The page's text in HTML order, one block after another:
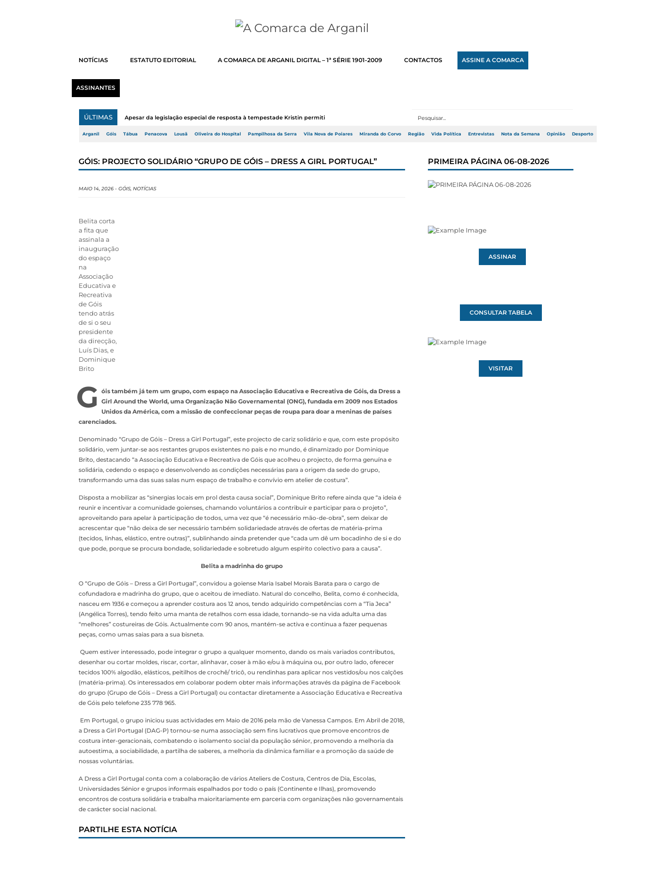
NOTÍCIAS ESTATUTO EDITORIAL A COMARCA DE ARGANIL DIGITAL – 1ª SÉRIE 1901-2009 CONTACTOS ASSINE A COMARCA
ASSINANTES
ÚLTIMAS Apesar da legislação especial de resposta à tempestade Kristin permitir a adj...
Arganil Góis Tábua Penacova Lousã Oliveira do Hospital Pampilhosa da Serra Vila Nova de Poiares Miranda do Corvo Região Vida Política Entrevistas Nota da Semana Opinião Desporto
GÓIS: PROJECTO SOLIDÁRIO “GRUPO DE GÓIS – DRESS A GIRL PORTUGAL”
MAIO 14, 2026 - GÓIS, NOTÍCIAS
Belita corta
a fita que
assinala a
inauguração
do espaço
na
Associação
Educativa e
Recreativa
de Góis
tendo atrás
de si o seu
presidente
da direcção,
Luís Dias, e
Dominique
Brito
G óis também já tem um grupo, com espaço na Associação Educativa e Recreativa de Góis, da Dress a
Girl Around the World, uma Organização Não Governamental (ONG), fundada em 2009 nos Estados
Unidos da América, com a missão de confeccionar peças de roupa para doar a meninas de países
carenciados.
Denominado “Grupo de Góis – Dress a Girl Portugal”, este projecto de cariz solidário e que, com este propósito
solidário, vem juntar-se aos restantes grupos existentes no país e no mundo, é dinamizado por Dominique
Brito, destacando “a Associação Educativa e Recreativa de Góis que acolheu o projecto, de forma genuína e
solidária, cedendo o espaço e desenvolvendo as condições necessárias para a origem da sede do grupo,
transformando uma das suas salas num espaço de trabalho e convívio em atelier de costura”.
Disposta a mobilizar as “sinergias locais em prol desta causa social”, Dominique Brito refere ainda que “a ideia é
reunir e incentivar a comunidade goienses, chamando voluntários a contribuir e participar para o projeto”,
aproveitando para apelar à participação de todos, uma vez que “é necessário mão-de-obra”, sem deixar de
acrescentar que “não deixa de ser necessário também solidariedade através de ofertas de matéria-prima
(tecidos, linhas, elástico, entre outras)”, sublinhando ainda pretender que “cada um dê um bocadinho de si e do
que pode, porque se procura bondade, solidariedade e sobretudo algum espírito colectivo para a causa”.
Belita a madrinha do grupo
O “Grupo de Góis – Dress a Girl Portugal”, convidou a goiense Maria Isabel Morais Barata para o cargo de
cofundadora e madrinha do grupo, que o aceitou de imediato. Natural do concelho, Belita, como é conhecida,
nasceu em 1936 e começou a aprender costura aos 12 anos, tendo adquirido competências com a “Tia Jeca”
(Angélica Torres), tendo feito uma manta de retalhos com essa idade, tornando-se na vida adulta uma das
“melhores” costureiras de Góis. Actualmente com 90 anos, mantém-se activa e continua a fazer pequenas
peças, como umas saias para a sua bisneta.
Quem estiver interessado, pode integrar o grupo a qualquer momento, dando os mais variados contributos,
desenhar ou cortar moldes, riscar, cortar, alinhavar, coser à mão e/ou à máquina ou, por outro lado, oferecer
tecidos 100% algodão, elásticos, peitilhos de crochê/ tricô, ou rendinhas para aplicar nos vestidos/ou nos calções
(matéria-prima). Os interessados em colaborar podem obter mais informações através da página de Facebook
do grupo (Grupo de Góis – Dress a Girl Portugal) ou contactar diretamente a Associação Educativa e Recreativa
de Góis pelo telefone 235 778 965.
Em Portugal, o grupo iniciou suas actividades em Maio de 2016 pela mão de Vanessa Campos. Em Abril de 2018,
a Dress a Girl Portugal (DAG-P) tornou-se numa associação sem fins lucrativos que promove encontros de
costura inter-geracionais, combatendo o isolamento social da população sénior, promovendo a melhoria da
autoestima, a sociabilidade, a partilha de saberes, a melhoria da dinâmica familiar e a promoção da saúde de
nossas voluntárias.
A Dress a Girl Portugal conta com a colaboração de vários Ateliers de Costura, Centros de Dia, Escolas,
Universidades Sénior e grupos informais espalhados por todo o país (Continente e Ilhas), promovendo
encontros de costura solidária e trabalha maioritariamente em parceria com organizações não governamentais
de carácter social nacional.
PARTILHE ESTA NOTÍCIA
PRIMEIRA PÁGINA 06-08-2026
ASSINAR
CONSULTAR TABELA
VISITAR